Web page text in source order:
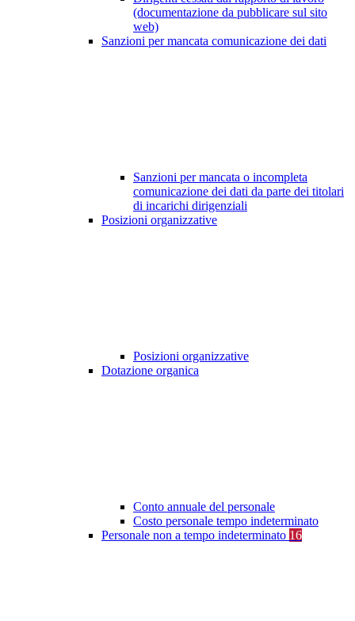
(documentazione da pubblicare sul sito
web)
Sanzioni per mancata comunicazione dei dati
Sanzioni per mancata o incompleta
comunicazione dei dati da parte dei titolari
di incarichi dirigenziali
Posizioni organizzative
Posizioni organizzative
Dotazione organica
Conto annuale del personale
Costo personale tempo indeterminato
Personale non a tempo indeterminato 16